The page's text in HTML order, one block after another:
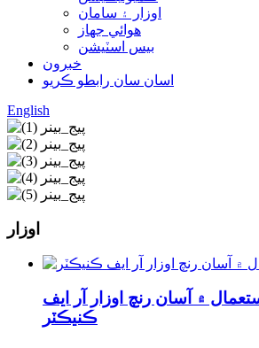
اوزار ۽ سامان
هوائي جهاز
بيس اسٽيشن
خبرون
اسان سان رابطو ڪريو
English
اوزار
۾ آسان رنچ اوزار آر ايف
ڪنيڪٽر